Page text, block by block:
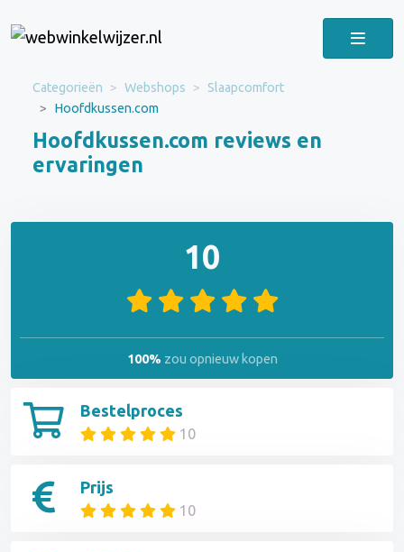
Categorieën Webshops
Slaapcomfort
Hoofdkussen.com
Hoofdkussen.com reviews en
ervaringen
Bestelproces
10
Prijs
10
10
100% zou opnieuw kopen